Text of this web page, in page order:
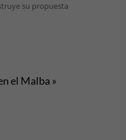
su propuesta
el Malba »